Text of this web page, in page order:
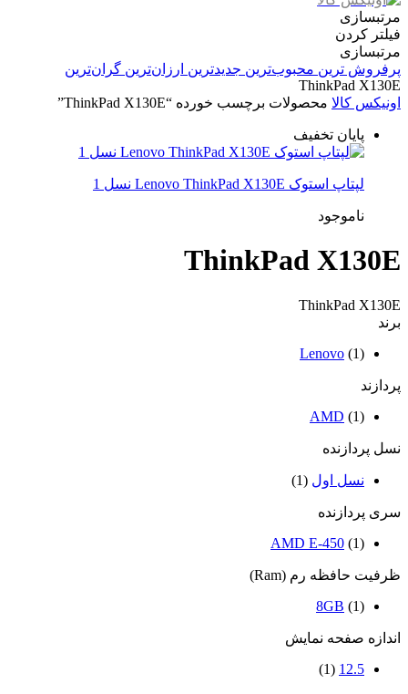
مرتبسازی
فیلتر کردن
مرتبسازی
پرفروش ترین محبوب‌ترین جدیدترین ارزان‌ترین گران‌ترین
ThinkPad X130E
اونیکس کالا محصولات برچسب خورده “ThinkPad X130E”
پایان تخفیف
لپتاپ استوک Lenovo ThinkPad X130E نسل 1
ناموجود
ThinkPad X130E
ThinkPad X130E
برند
Lenovo (1)
پردازند
AMD (1)
نسل پردازنده
نسل اول (1)
سری پردازنده
AMD E-450 (1)
ظرفیت حافظه رم (Ram)
8GB (1)
اندازه صفحه نمایش
12.5
(1)